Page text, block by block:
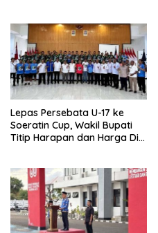
Lepas Persebata U-17 ke
Soeratin Cup, Wakil Bupati
Titip Harapan dan Harga Diri